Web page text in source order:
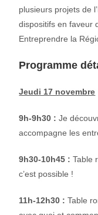
plusieurs projets de
dispositifs en faveur
Entreprendre la
Programme
Jeudi 17 novembre
9h-9h30 :Je
accompagne les
9h30-10h45 :Table
c’est possible !
11h-12h30 :Table